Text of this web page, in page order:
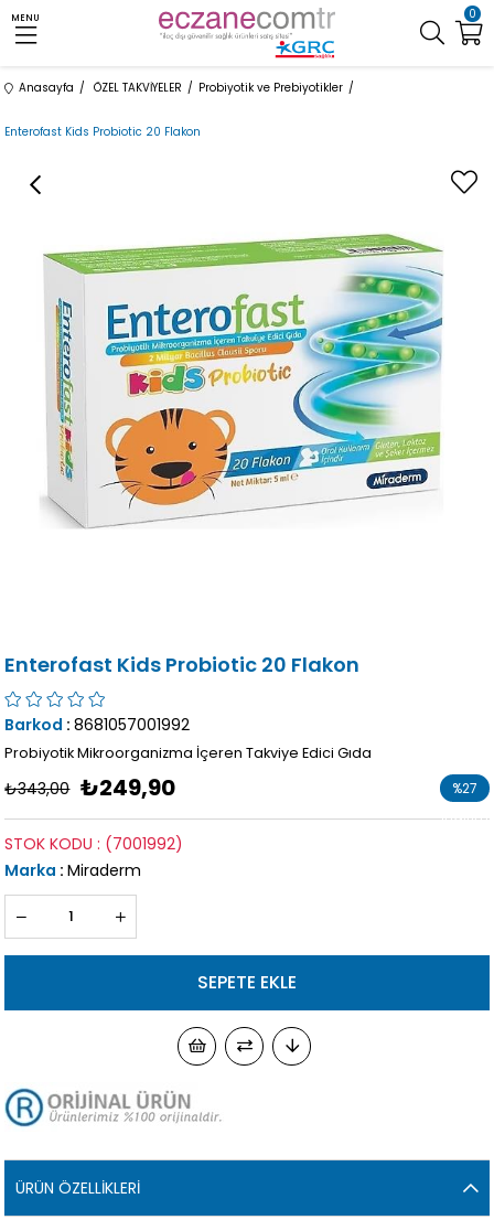
0
MENU
Anasayfa ÖZEL TAKVİYELER Probiyotik ve Prebiyotikler
Enterofast Kids Probiotic 20 Flakon
Enterofast Kids Probiotic 20 Flakon
Barkod : 8681057001992
Probiyotik Mikroorganizma İçeren Takviye Edici Gıda
₺343,00 ₺249,90 %27
İndirim
(7001992)
STOK KODU
Marka : Miraderm
ÜRÜN ÖZELLIKLERI